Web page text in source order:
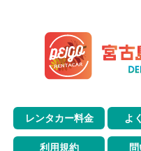
レンタカー料金 よ
利用規約